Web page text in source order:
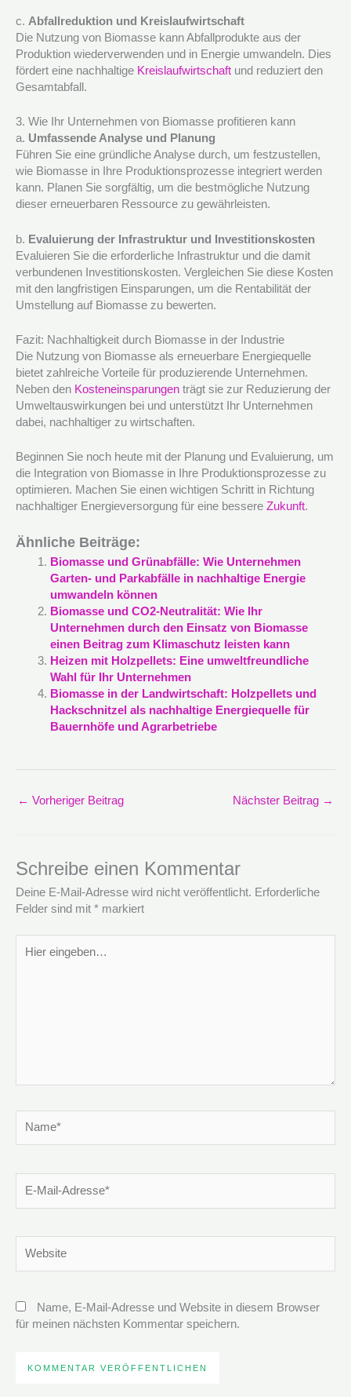
c. Abfallreduktion und Kreislaufwirtschaft
Die Nutzung von Biomasse kann Abfallprodukte aus der
Produktion wiederverwenden und in Energie umwandeln. Dies
fördert eine nachhaltige Kreislaufwirtschaft und reduziert den
Gesamtabfall.
3. Wie Ihr Unternehmen von Biomasse profitieren kann
a. Umfassende Analyse und Planung
Führen Sie eine gründliche Analyse durch, um festzustellen,
wie Biomasse in Ihre Produktionsprozesse integriert werden
kann. Planen Sie sorgfältig, um die bestmögliche Nutzung
dieser erneuerbaren Ressource zu gewährleisten.
b. Evaluierung der Infrastruktur und Investitionskosten
Evaluieren Sie die erforderliche Infrastruktur und die damit
verbundenen Investitionskosten. Vergleichen Sie diese Kosten
mit den langfristigen Einsparungen, um die Rentabilität der
Umstellung auf Biomasse zu bewerten.
Fazit: Nachhaltigkeit durch Biomasse in der Industrie
Die Nutzung von Biomasse als erneuerbare Energiequelle
bietet zahlreiche Vorteile für produzierende Unternehmen.
Neben den Kosteneinsparungen trägt sie zur Reduzierung der
Umweltauswirkungen bei und unterstützt Ihr Unternehmen
dabei, nachhaltiger zu wirtschaften.
Beginnen Sie noch heute mit der Planung und Evaluierung, um
die Integration von Biomasse in Ihre Produktionsprozesse zu
optimieren. Machen Sie einen wichtigen Schritt in Richtung
nachhaltiger Energieversorgung für eine bessere Zukunft.
Ähnliche Beiträge:
Biomasse und Grünabfälle: Wie Unternehmen
Garten- und Parkabfälle in nachhaltige Energie
umwandeln können
Biomasse und CO2-Neutralität: Wie Ihr
Unternehmen durch den Einsatz von Biomasse
einen Beitrag zum Klimaschutz leisten kann
Heizen mit Holzpellets: Eine umweltfreundliche
Wahl für Ihr Unternehmen
Biomasse in der Landwirtschaft: Holzpellets und
Hackschnitzel als nachhaltige Energiequelle für
Bauernhöfe und Agrarbetriebe
← Vorheriger Beitrag Nächster Beitrag →
Schreibe einen Kommentar
Deine E-Mail-Adresse wird nicht veröffentlicht. Erforderliche
Felder sind mit * markiert
eingeben…
Mail-
Name, E-Mail-Adresse und Website in diesem Browser
für meinen nächsten Kommentar speichern.